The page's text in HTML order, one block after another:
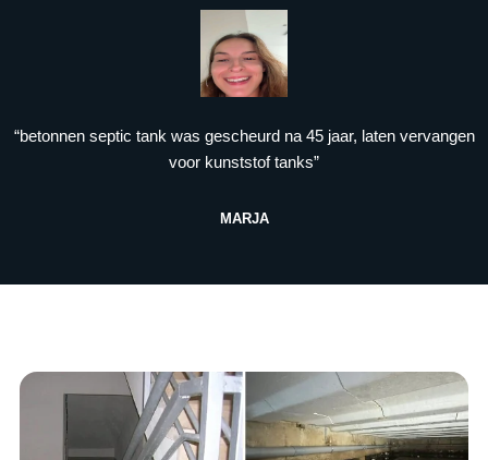
“betonnen septic tank was gescheurd na 45 jaar, laten vervangen
voor kunststof tanks”
MARJA